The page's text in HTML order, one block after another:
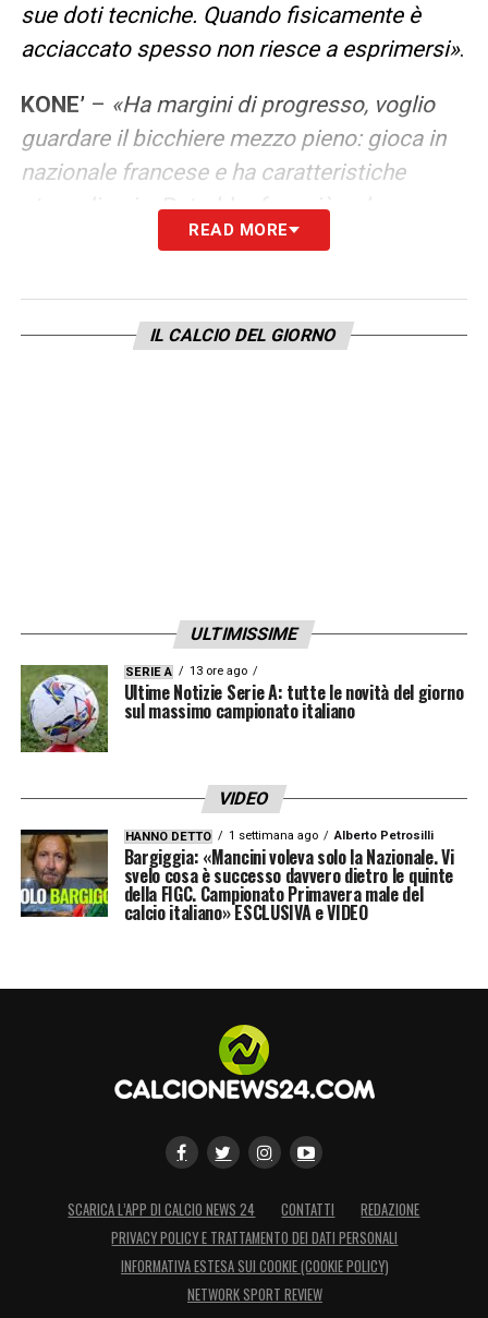
sue doti tecniche. Quando fisicamente è
acciaccato spesso non riesce a esprimersi».
KONE’ – «Ha margini di progresso, voglio
guardare il bicchiere mezzo pieno: gioca in
nazionale francese e ha caratteristiche
straordinarie. Potrebbe fare più gol, ma
penso sia giusto apprezzare il lato positivo
LEGGI ANCHE –Ultime Notizie Serie A:
tutte le novità del giorno sul massimo
READ MORE
IL CALCIO DEL GIORNO
ULTIMISSIME
SERIE A 13 ore ago
Ultime Notizie Serie A: tutte le novità del giorno
sul massimo campionato italiano
VIDEO
HANNO DETTO 1 settimana ago Alberto Petrosilli
Bargiggia: «Mancini voleva solo la Nazionale. Vi
svelo cosa è successo davvero dietro le quinte
della FIGC. Campionato Primavera male del
calcio italiano» ESCLUSIVA e VIDEO
SCARICA L’APP DI CALCIO NEWS 24 CONTATTI
REDAZIONE
PRIVACY POLICY E TRATTAMENTO DEI DATI PERSONALI
INFORMATIVA ESTESA SUI COOKIE (COOKIE POLICY)
NETWORK SPORT REVIEW